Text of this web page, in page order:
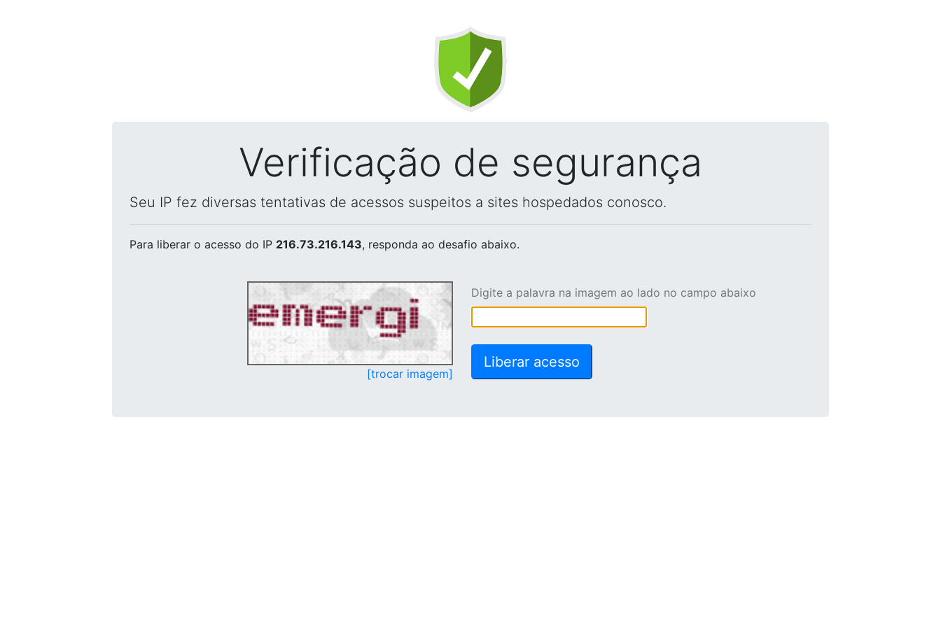
Verificação de segurança
Seu IP fez diversas tentativas de acessos suspeitos a sites hospedados conosco.
Para liberar o acesso do IP 216.73.216.143, responda ao desafio abaixo.
[trocar imagem]
Digite a palavra na imagem ao lado no campo abaixo